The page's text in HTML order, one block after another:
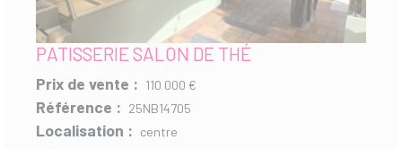
PATISSERIE SALON DE THÉ
Prix de vente : 110 000 €
Référence : 25NB14705
Localisation : centre